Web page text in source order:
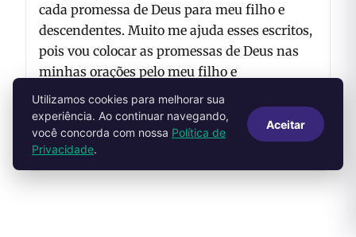
cada promessa de Deus para meu filho e
descendentes. Muito me ajuda esses escritos,
pois vou colocar as promessas de Deus nas
minhas orações pelo meu filho e
descendentes..Trabalho maravilhoso o de
vocês. Obrigado.
Acesse para responder
Utilizamos cookies para melhorar sua
experiência. Ao continuar navegando,
você concorda com nossa Política de
Privacidade.
Aceitar